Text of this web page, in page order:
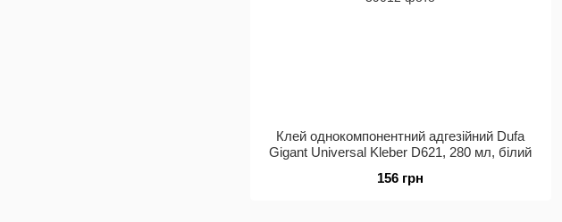
Клей однокомпонентний адгезійний Dufa
Gigant Universal Kleber D621, 280 мл, білий
156 грн